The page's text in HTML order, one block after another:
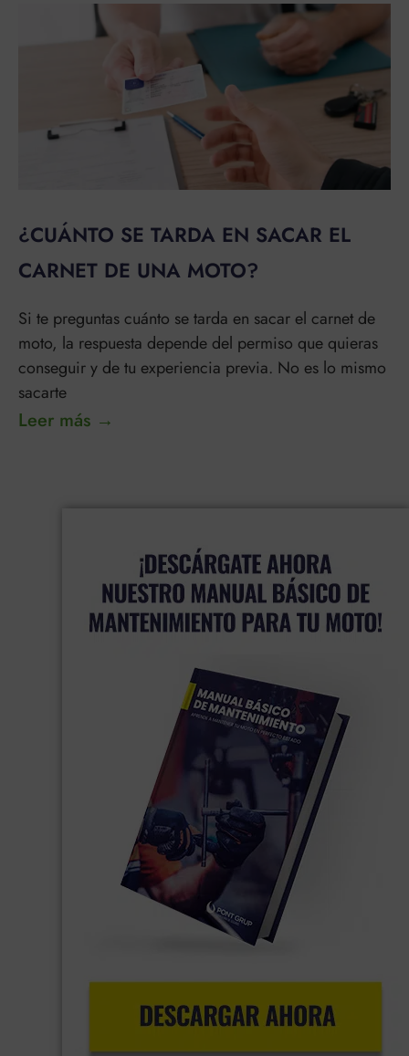
¿CUÁNTO SE TARDA EN SACAR EL
CARNET DE UNA MOTO?
Si te preguntas cuánto se tarda en sacar el carnet de
moto, la respuesta depende del permiso que quieras
conseguir y de tu experiencia previa. No es lo mismo
sacarte
Leer más →